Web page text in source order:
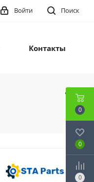
Поиск
Войти
Контакты
0
0
0